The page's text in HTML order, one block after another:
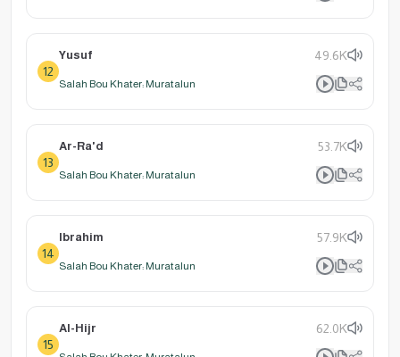
12
Yusuf 49.6K
Salah Bou Khater: Muratalun
13
Ar-Ra'd 53.7K
Salah Bou Khater: Muratalun
14
Ibrahim 57.9K
Salah Bou Khater: Muratalun
15
Al-Hijr 62.0K